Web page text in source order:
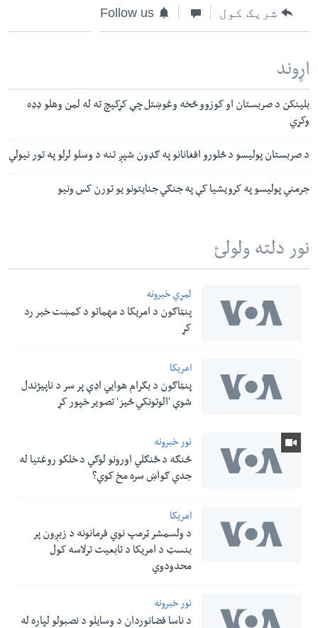
شریک کول Follow us
اړوند
بلینکن د صربستان او کوزوو څخه وغوښتل چې کړکیچ ته له لمن وهلو ډډه
وکړي
د صربستان پولیسو د څلورو افغانانو په ګډون شپږ تنه د وسلو لرلو په تور نیولي
جرمني پولیسو په کرویشیا کې په جنګي جنایتونو یو تورن کس ونیو
نور دلته ولولئ
لمړي خبرونه
پنټاګون د امریکا د مهماتو د کمښت خبر رد
کړ
امریکا
پنټاګون د بګرام هوایي اډې پر سر د ناپيژندل
شوې 'الوتونکي څيز' تصویر خپور کړ
نور خبرونه
څنګه د ځنګلي اورونو لوګي د خلکو روغتیا له
جدي ګواښ سره مخ کوي؟
امریکا
د ولسمشر ټرمپ نوي فرمانونه د زېږون پر
بنسټ د امریکا د تابعیت ترلاسه کول
محدودوي
نور خبرونه
د ناسا فضانوردان د وسایلو د نصبولو لپاره له